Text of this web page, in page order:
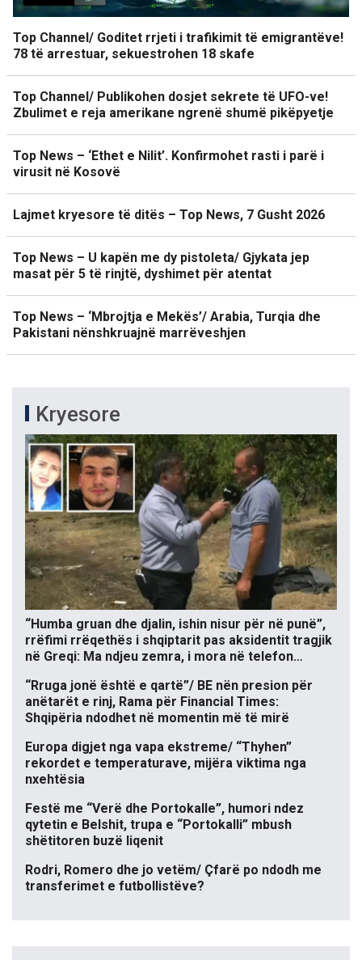
Top Channel/ Goditet rrjeti i trafikimit të emigrantëve!
78 të arrestuar, sekuestrohen 18 skafe
Top Channel/ Publikohen dosjet sekrete të UFO-ve!
Zbulimet e reja amerikane ngrenë shumë pikëpyetje
Top News – ‘Ethet e Nilit’. Konfirmohet rasti i parë i
virusit në Kosovë
Lajmet kryesore të ditës – Top News, 7 Gusht 2026
Top News – U kapën me dy pistoleta/ Gjykata jep
masat për 5 të rinjtë, dyshimet për atentat
Top News – ‘Mbrojtja e Mekës’/ Arabia, Turqia dhe
Pakistani nënshkruajnë marrëveshjen
Kryesore
“Humba gruan dhe djalin, ishin nisur për në punë”,
rrëfimi rrëqethës i shqiptarit pas aksidentit tragjik
në Greqi: Ma ndjeu zemra, i mora në telefon…
“Rruga jonë është e qartë”/ BE nën presion për
anëtarët e rinj, Rama për Financial Times:
Shqipëria ndodhet në momentin më të mirë
Europa digjet nga vapa ekstreme/ “Thyhen”
rekordet e temperaturave, mijëra viktima nga
nxehtësia
Festë me “Verë dhe Portokalle”, humori ndez
qytetin e Belshit, trupa e “Portokalli” mbush
shëtitoren buzë liqenit
Rodri, Romero dhe jo vetëm/ Çfarë po ndodh me
transferimet e futbollistëve?